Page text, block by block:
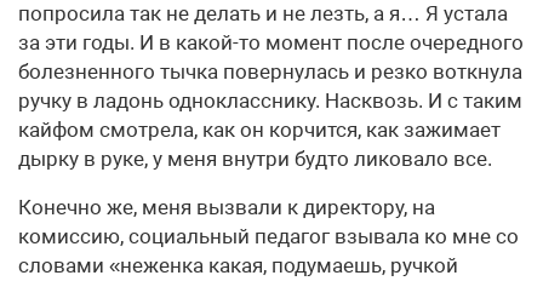
попросила так не делать и не лезть, а я… Я устала
за эти годы. И в какой-то момент после очередного
болезненного тычка повернулась и резко воткнула
ручку в ладонь однокласснику. Насквозь. И с таким
кайфом смотрела, как он корчится, как зажимает
дырку в руке, у меня внутри будто ликовало все.
Конечно же, меня вызвали к директору, на
комиссию, социальный педагог взывала ко мне со
словами «неженка какая, подумаешь, ручкой